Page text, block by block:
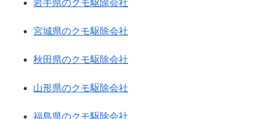
岩手県のクモ駆除会社
宮城県のクモ駆除会社
秋田県のクモ駆除会社
山形県のクモ駆除会社
福島県のクモ駆除会社